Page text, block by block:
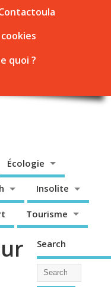
quoi ?
Écologie
Insolite
Tourisme
Search